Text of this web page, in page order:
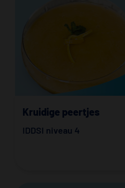
Kruidige peertjes
IDDSI niveau 4